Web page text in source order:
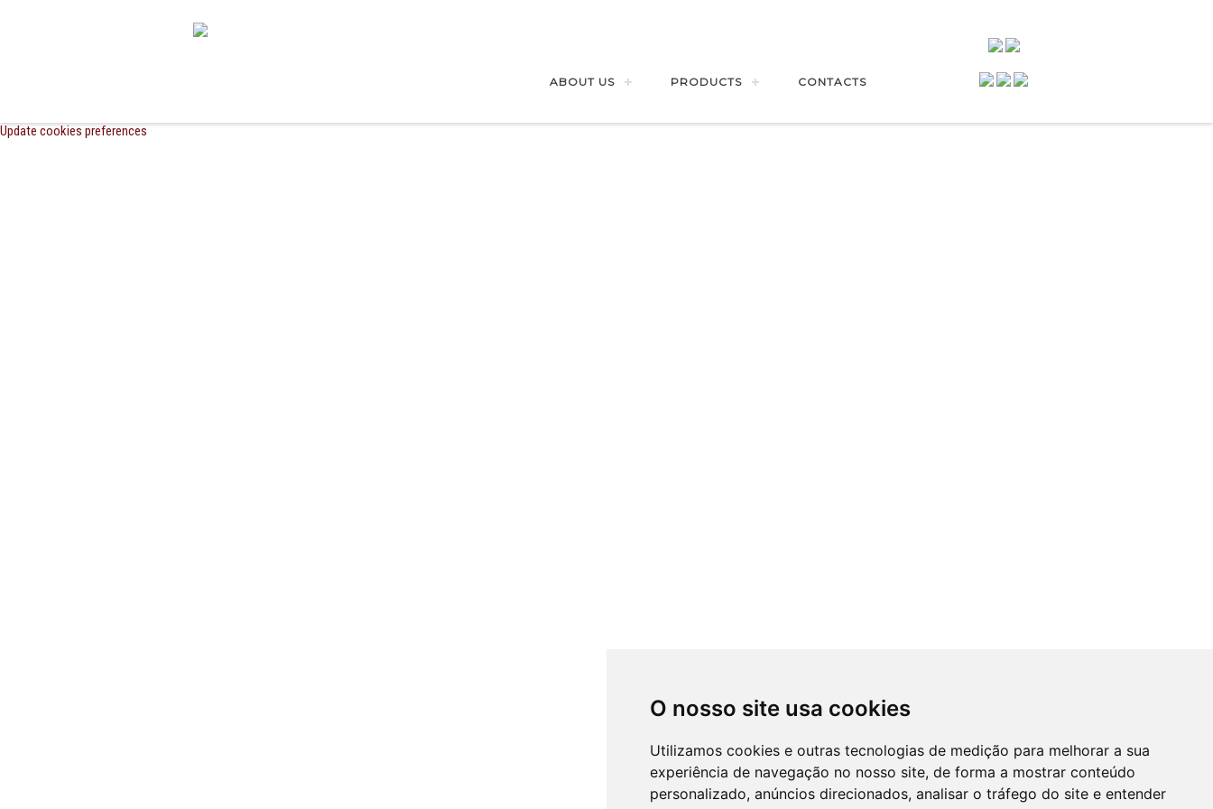
O nosso site usa cookies
Utilizamos cookies e outras tecnologias de medição para melhorar a sua
experiência de navegação no nosso site, de forma a mostrar conteúdo
personalizado, anúncios direcionados, analisar o tráfego do site e entender
ABOUT US PRODUCTS CONTACTS
Update cookies preferences